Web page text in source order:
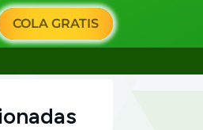
COLA GRATIS